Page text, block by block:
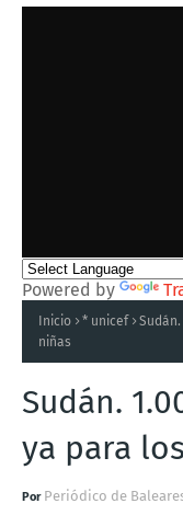
Powered by
Inicio * unicef
niñas
Sudán.
ya para
Periódico de